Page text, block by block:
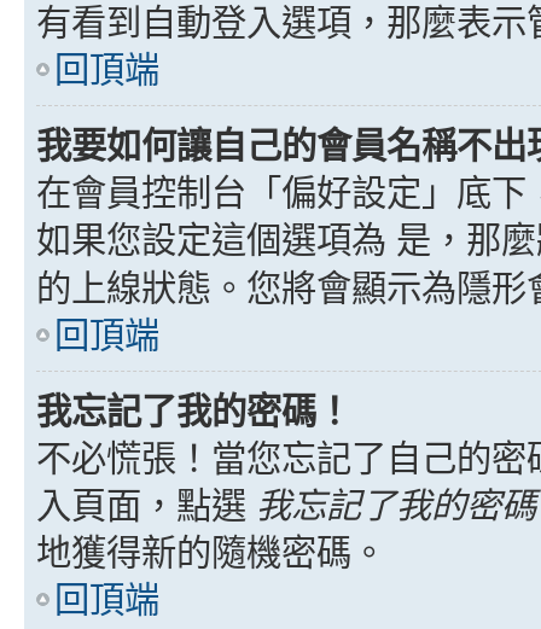
有看到自動登入選項，那麼表
回頂端
我要如何讓自己的會員名稱不
在會員控制台「偏好設定」底
如果您設定這個選項為 是 ，那
的上線狀態。您將會顯示為隱形
回頂端
我忘記了我的密碼！
不必慌張！當您忘記了自己的
入頁面，點選 我忘記了我的密碼
地獲得新的隨機密碼。
回頂端